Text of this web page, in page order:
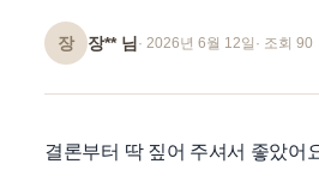
장 장**님· 2026년 6월 12일 · 조회 90
결론부터 딱 짚어 주셔서 좋았어